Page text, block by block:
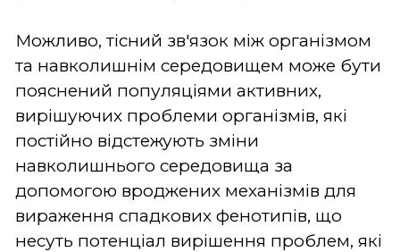
Можливо, тісний зв'язок між організмом
та навколишнім середовищем може бути
пояснений популяціями активних,
вирішуючих проблеми організмів, які
постійно відстежують зміни
навколишнього середовища за
допомогою вроджених механізмів для
вираження спадкових фенотипів, що
несуть потенціал вирішення проблем, які